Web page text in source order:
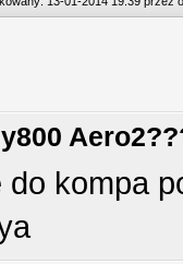
kompa